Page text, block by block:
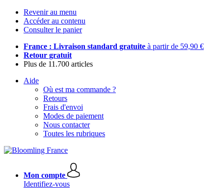
Revenir au menu
Accéder au contenu
Consulter le panier
France : Livraison standard gratuite à partir de 59,90 €
Retour gratuit
Plus de 11.700 articles
Aide
Où est ma commande ?
Retours
Frais d'envoi
Modes de paiement
Nous contacter
Toutes les rubriques
Mon compte
Identifiez-vous